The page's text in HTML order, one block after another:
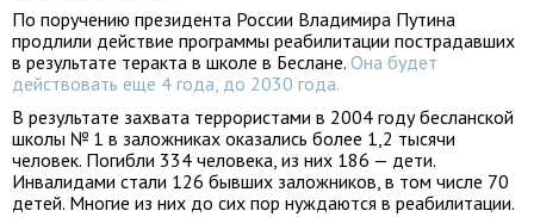
По поручению президента России Владимира Путина
продлили действие программы реабилитации пострадавших
в результате теракта в школе в Беслане. Она будет
действовать еще 4 года, до 2030 года.
В результате захвата террористами в 2004 году бесланской
школы № 1 в заложниках оказались более 1,2 тысячи
человек. Погибли 334 человека, из них 186 — дети.
Инвалидами стали 126 бывших заложников, в том числе 70
детей. Многие из них до сих пор нуждаются в реабилитации.